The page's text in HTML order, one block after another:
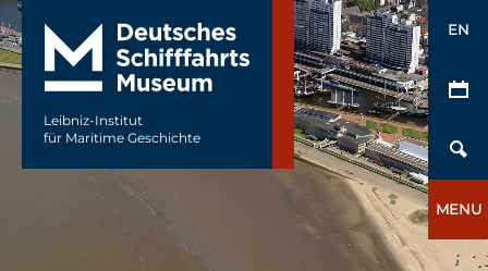
Leibniz-Institut
für Maritime Geschichte
EN
MENU